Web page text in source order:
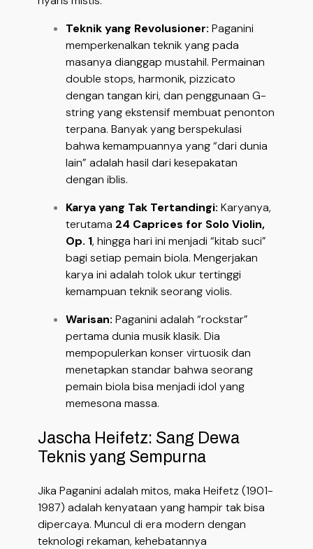
Teknik yang Revolusioner: Paganini
memperkenalkan teknik yang pada
masanya dianggap mustahil. Permainan
double stops, harmonik, pizzicato
dengan tangan kiri, dan penggunaan G-
string yang ekstensif membuat penonton
terpana. Banyak yang berspekulasi
bahwa kemampuannya yang “dari dunia
lain” adalah hasil dari kesepakatan
dengan iblis.
Karya yang Tak Tertandingi: Karyanya,
terutama 24 Caprices for Solo Violin,
Op. 1, hingga hari ini menjadi “kitab suci”
bagi setiap pemain biola. Mengerjakan
karya ini adalah tolok ukur tertinggi
kemampuan teknik seorang violis.
Warisan: Paganini adalah “rockstar”
pertama dunia musik klasik. Dia
mempopulerkan konser virtuosik dan
menetapkan standar bahwa seorang
pemain biola bisa menjadi idol yang
memesona massa.
Jascha Heifetz: Sang Dewa
Teknis yang Sempurna
Jika Paganini adalah mitos, maka Heifetz (1901-
1987) adalah kenyataan yang hampir tak bisa
dipercaya. Muncul di era modern dengan
teknologi rekaman, kehebatannya